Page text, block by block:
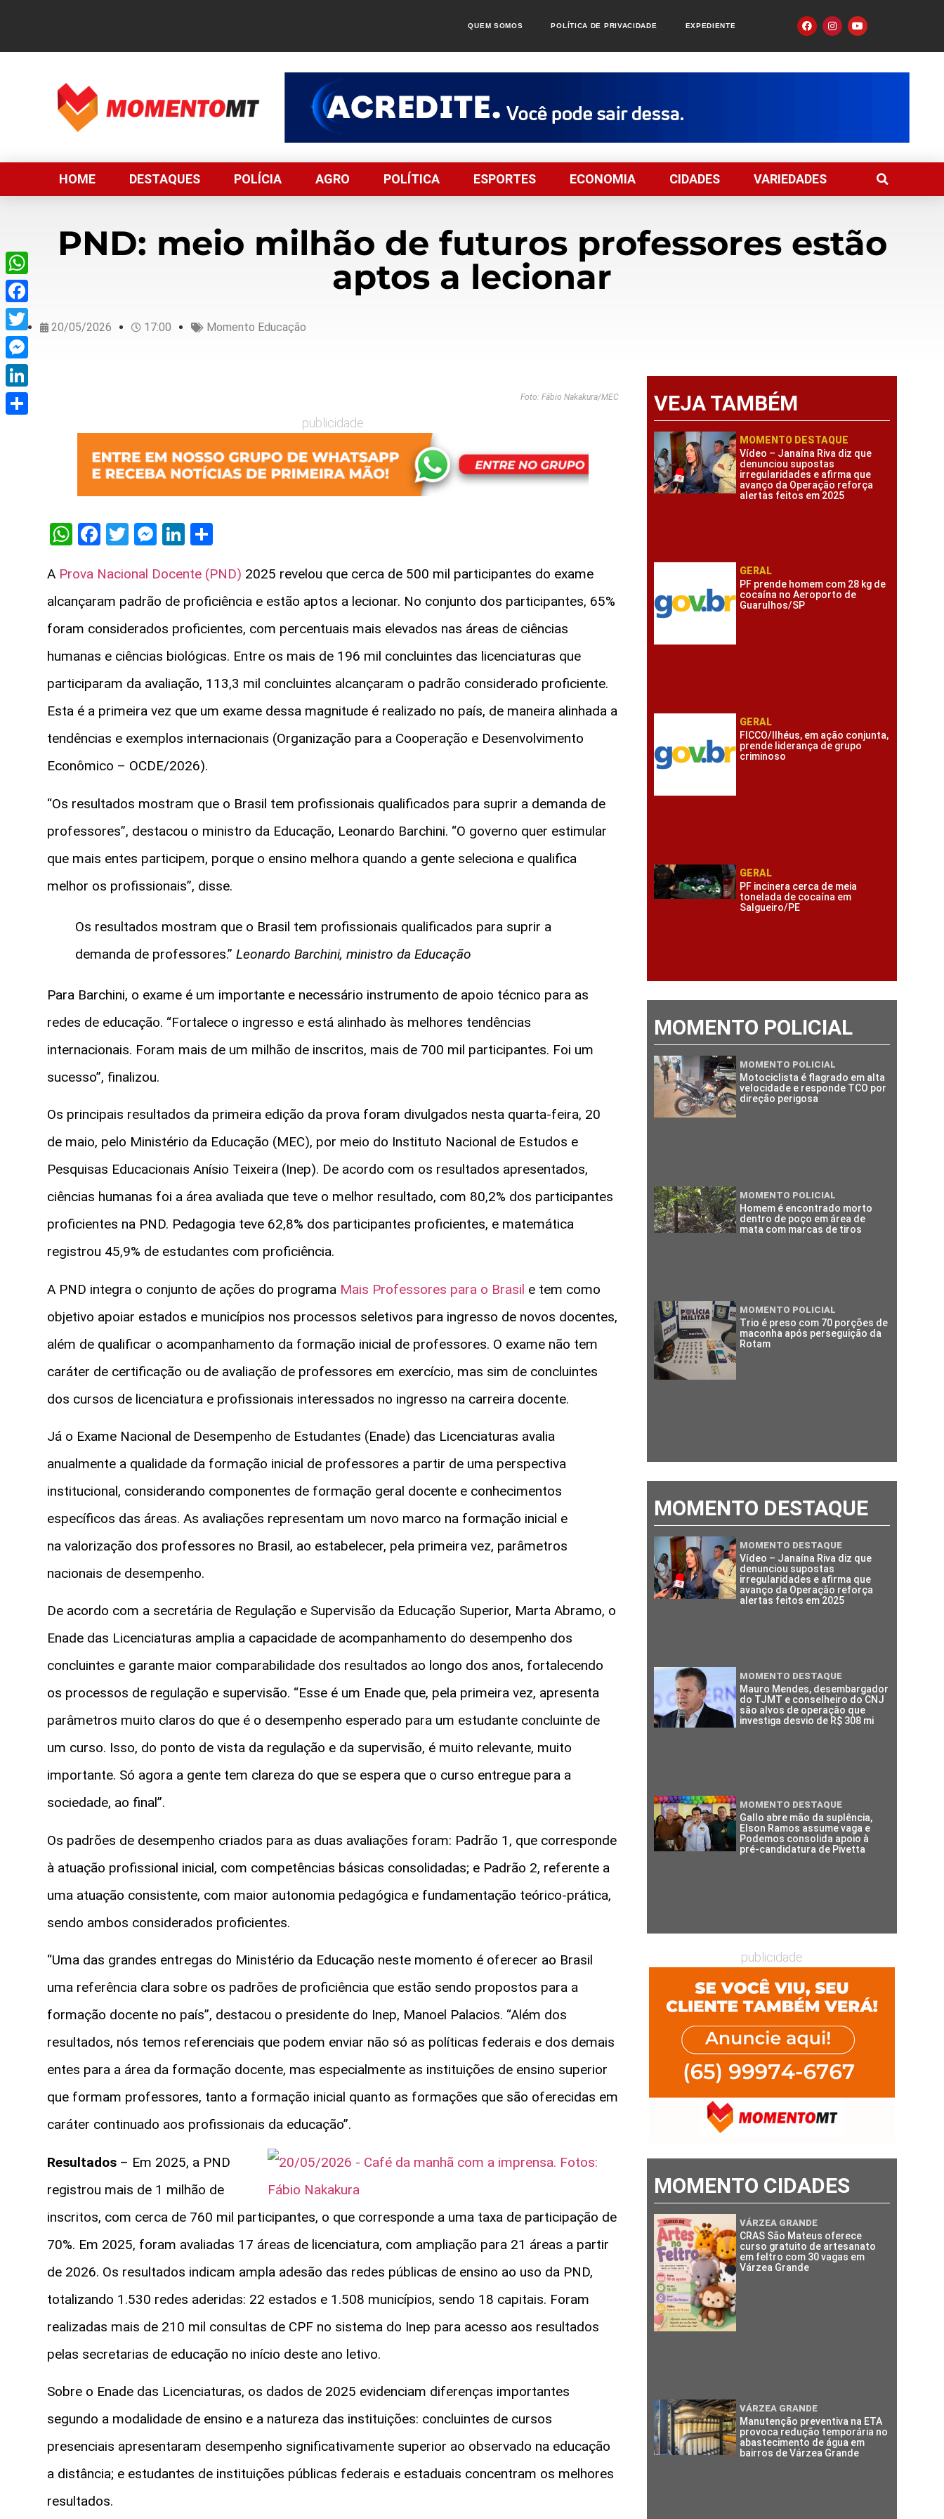
QUEM SOMOS POLÍTICA DE PRIVACIDADE EXPEDIENTE
HOME DESTAQUES POLÍCIA AGRO POLÍTICA ESPORTES ECONOMIA CIDADES VARIEDADES
PND: meio milhão de futuros professores estão
aptos a lecionar
20/05/2026 17:00 Momento Educação
Foto: Fábio Nakakura/MEC
publicidade
WhatsApp
Facebook
TwitterMessenger
LinkedIn
A Prova Nacional Docente (PND) 2025 revelou que cerca de 500 mil participantes do exame
alcançaram padrão de proficiência e estão aptos a lecionar. No conjunto dos participantes, 65%
foram considerados proficientes, com percentuais mais elevados nas áreas de ciências
humanas e ciências biológicas. Entre os mais de 196 mil concluintes das licenciaturas que
participaram da avaliação, 113,3 mil concluintes alcançaram o padrão considerado proficiente.
Esta é a primeira vez que um exame dessa magnitude é realizado no país, de maneira alinhada a
tendências e exemplos internacionais (Organização para a Cooperação e Desenvolvimento
Econômico – OCDE/2026).
“Os resultados mostram que o Brasil tem profissionais qualificados para suprir a demanda de
professores”, destacou o ministro da Educação, Leonardo Barchini. “O governo quer estimular
que mais entes participem, porque o ensino melhora quando a gente seleciona e qualifica
melhor os profissionais”, disse.
Os resultados mostram que o Brasil tem profissionais qualificados para suprir a
demanda de professores.” Leonardo Barchini, ministro da Educação
Para Barchini, o exame é um importante e necessário instrumento de apoio técnico para as
redes de educação. “Fortalece o ingresso e está alinhado às melhores tendências
internacionais. Foram mais de um milhão de inscritos, mais de 700 mil participantes. Foi um
sucesso”, finalizou.
Os principais resultados da primeira edição da prova foram divulgados nesta quarta-feira, 20
de maio, pelo Ministério da Educação (MEC), por meio do Instituto Nacional de Estudos e
Pesquisas Educacionais Anísio Teixeira (Inep). De acordo com os resultados apresentados,
ciências humanas foi a área avaliada que teve o melhor resultado, com 80,2% dos participantes
proficientes na PND. Pedagogia teve 62,8% dos participantes proficientes, e matemática
registrou 45,9% de estudantes com proficiência.
A PND integra o conjunto de ações do programa Mais Professores para o Brasil e tem como
objetivo apoiar estados e municípios nos processos seletivos para ingresso de novos docentes,
além de qualificar o acompanhamento da formação inicial de professores. O exame não tem
caráter de certificação ou de avaliação de professores em exercício, mas sim de concluintes
dos cursos de licenciatura e profissionais interessados no ingresso na carreira docente.
Já o Exame Nacional de Desempenho de Estudantes (Enade) das Licenciaturas avalia
anualmente a qualidade da formação inicial de professores a partir de uma perspectiva
institucional, considerando componentes de formação geral docente e conhecimentos
específicos das áreas. As avaliações representam um novo marco na formação inicial e
na valorização dos professores no Brasil, ao estabelecer, pela primeira vez, parâmetros
nacionais de desempenho.
De acordo com a secretária de Regulação e Supervisão da Educação Superior, Marta Abramo, o
Enade das Licenciaturas amplia a capacidade de acompanhamento do desempenho dos
concluintes e garante maior comparabilidade dos resultados ao longo dos anos, fortalecendo
os processos de regulação e supervisão. “Esse é um Enade que, pela primeira vez, apresenta
parâmetros muito claros do que é o desempenho esperado para um estudante concluinte de
um curso. Isso, do ponto de vista da regulação e da supervisão, é muito relevante, muito
importante. Só agora a gente tem clareza do que se espera que o curso entregue para a
sociedade, ao final”.
Os padrões de desempenho criados para as duas avaliações foram: Padrão 1, que corresponde
à atuação profissional inicial, com competências básicas consolidadas; e Padrão 2, referente a
uma atuação consistente, com maior autonomia pedagógica e fundamentação teórico-prática,
sendo ambos considerados proficientes.
“Uma das grandes entregas do Ministério da Educação neste momento é oferecer ao Brasil
uma referência clara sobre os padrões de proficiência que estão sendo propostos para a
formação docente no país”, destacou o presidente do Inep, Manoel Palacios. “Além dos
resultados, nós temos referenciais que podem enviar não só as políticas federais e dos demais
entes para a área da formação docente, mas especialmente as instituições de ensino superior
que formam professores, tanto a formação inicial quanto as formações que são oferecidas em
caráter continuado aos profissionais da educação”.
Resultados – Em 2025, a PND
registrou mais de 1 milhão de
inscritos, com cerca de 760 mil participantes, o que corresponde a uma taxa de participação de
70%. Em 2025, foram avaliadas 17 áreas de licenciatura, com ampliação para 21 áreas a partir
de 2026. Os resultados indicam ampla adesão das redes públicas de ensino ao uso da PND,
totalizando 1.530 redes aderidas: 22 estados e 1.508 municípios, sendo 18 capitais. Foram
realizadas mais de 210 mil consultas de CPF no sistema do Inep para acesso aos resultados
pelas secretarias de educação no início deste ano letivo.
Sobre o Enade das Licenciaturas, os dados de 2025 evidenciam diferenças importantes
segundo a modalidade de ensino e a natureza das instituições: concluintes de cursos
presenciais apresentaram desempenho significativamente superior ao observado na educação
a distância; e estudantes de instituições públicas federais e estaduais concentram os melhores
resultados.
VEJA TAMBÉM
MOMENTO DESTAQUE
Vídeo – Janaína Riva diz que
denunciou supostas
irregularidades e afirma que
avanço da Operação reforça
alertas feitos em 2025
GERAL
PF prende homem com 28 kg de
cocaína no Aeroporto de
Guarulhos/SP
GERAL
FICCO/Ilhéus, em ação conjunta,
prende liderança de grupo
criminoso
GERAL
PF incinera cerca de meia
tonelada de cocaína em
Salgueiro/PE
MOMENTO POLICIAL
MOMENTO POLICIAL
Motociclista é flagrado em alta
velocidade e responde TCO por
direção perigosa
MOMENTO POLICIAL
Homem é encontrado morto
dentro de poço em área de
mata com marcas de tiros
MOMENTO POLICIAL
Trio é preso com 70 porções de
maconha após perseguição da
Rotam
MOMENTO DESTAQUE
MOMENTO DESTAQUE
Vídeo – Janaína Riva diz que
denunciou supostas
irregularidades e afirma que
avanço da Operação reforça
alertas feitos em 2025
MOMENTO DESTAQUE
Mauro Mendes, desembargador
do TJMT e conselheiro do CNJ
são alvos de operação que
investiga desvio de R$ 308 mi
MOMENTO DESTAQUE
Gallo abre mão da suplência,
Elson Ramos assume vaga e
Podemos consolida apoio à
pré-candidatura de Pivetta
publicidade
MOMENTO CIDADES
VÁRZEA GRANDE
CRAS São Mateus oferece
curso gratuito de artesanato
em feltro com 30 vagas em
Várzea Grande
VÁRZEA GRANDE
Manutenção preventiva na ETA
provoca redução temporária no
abastecimento de água em
bairros de Várzea Grande
WhatsApp
Facebook
Twitter
Messenger
LinkedIn